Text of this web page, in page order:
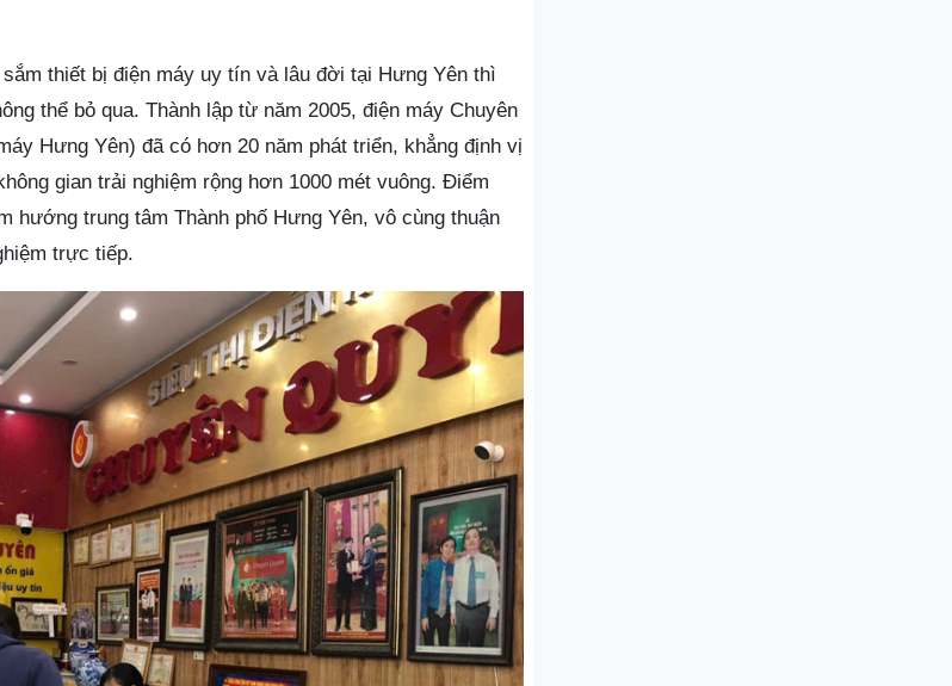
thiết bị điện máy uy tín và lâu đời tại Hưng Yên thì
thể bỏ qua. Thành lập từ năm 2005, điện máy Chuyên
Hưng Yên) đã có hơn 20 năm phát triển, khẳng định vị
gian trải nghiệm rộng hơn 1000 mét vuông. Điểm
hướng trung tâm Thành phố Hưng Yên, vô cùng thuận
trực tiếp.